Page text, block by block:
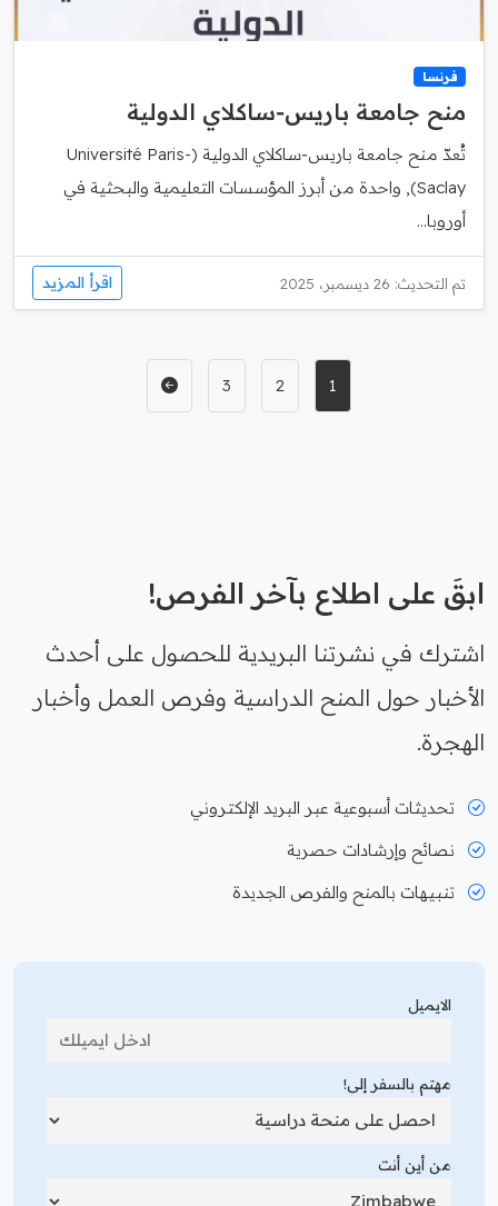
فرنسا
منح جامعة باريس‑ساكلاي الدولية
تُعدّ منح جامعة باريس‑ساكلاي الدولية (Université Paris-
Saclay), واحدة من أبرز المؤسسات التعليمية والبحثية في
أوروبا...
تم التحديث: 26 ديسمبر، 2025 اقرأ المزيد
1
2
3
ابقَ على اطلاع بآخر الفرص!
اشترك في نشرتنا البريدية للحصول على أحدث
الأخبار حول المنح الدراسية وفرص العمل وأخبار
الهجرة.
تحديثات أسبوعية عبر البريد الإلكتروني
نصائح وإرشادات حصرية
تنبيهات بالمنح والفرص الجديدة
الايميل
مهتم بالسفر إلى!
من أين أنت